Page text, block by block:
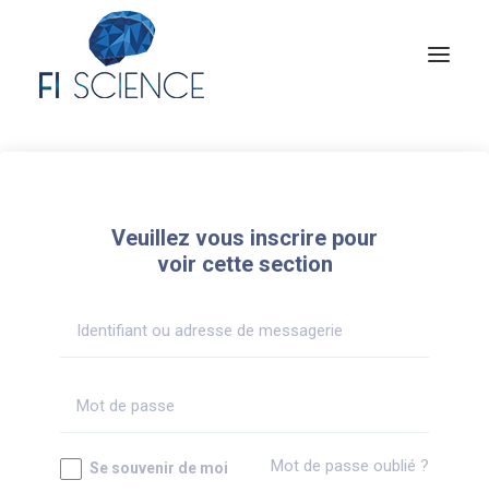
Veuillez vous inscrire pour
voir cette section
Se souvenir de moi Mot de passe oublié ?